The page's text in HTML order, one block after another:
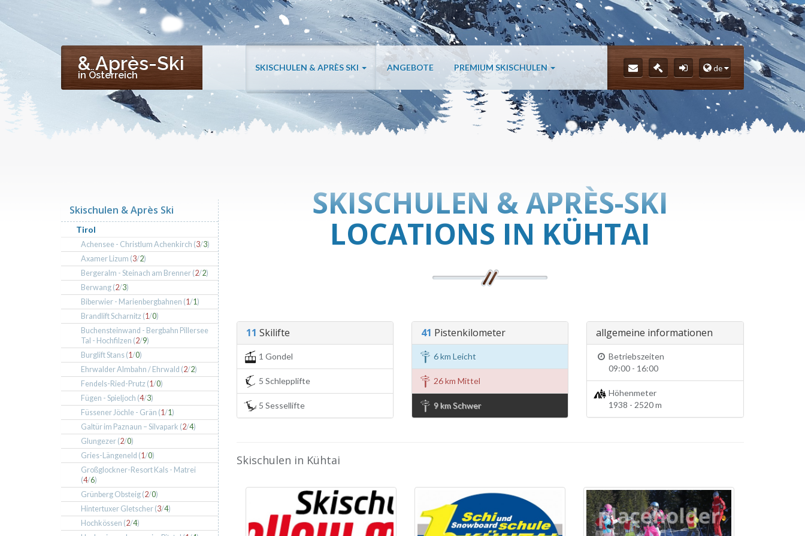
& Après-Ski
in Österreich
SKISCHULEN & APRÈS SKI ANGEBOTE PREMIUM SKISCHULEN de
SKISCHULEN & APRÈS-SKI
LOCATIONS IN KÜHTAI
11 Skilifte
1 Gondel
5 Schlepplifte
5 Sessellifte
41 Pistenkilometer
6 km Leicht
26 km Mittel
9 km Schwer
allgemeine informationen
Betriebszeiten
09:00 - 16:00
Höhenmeter
1938 - 2520 m
Skischulen in Kühtai
Skischulen & Après Ski
Tirol
Achensee - Christlum Achenkirch (3/3)
Axamer Lizum (3/2)
Bergeralm - Steinach am Brenner (2/2)
Berwang (2/3)
Biberwier - Marienbergbahnen (1/1)
Brandlift Scharnitz (1/0)
Buchensteinwand - Bergbahn Pillersee
Tal - Hochfilzen (2/9)
Burglift Stans (1/0)
Ehrwalder Almbahn / Ehrwald (2/2)
Fendels-Ried-Prutz (1/0)
Fügen - Spieljoch (4/3)
Füssener Jöchle - Grän (1/1)
Galtür im Paznaun – Silvapark (2/4)
Glungezer (2/0)
Gries-Längeneld (1/0)
Großglockner-Resort Kals - Matrei
(4/6)
Grünberg Obsteig (2/0)
Hintertuxer Gletscher (3/4)
Hochkössen (2/4)